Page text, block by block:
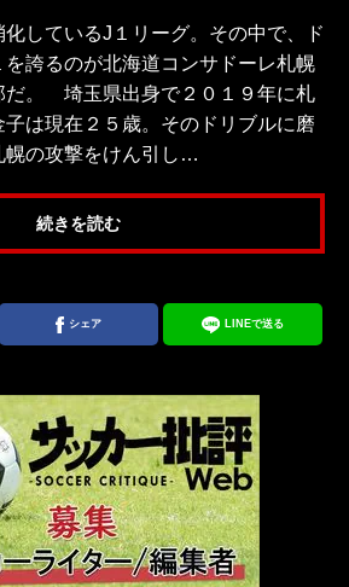
しているJ１リーグ。その中で、ド
を誇るのが北海道コンサドーレ札幌
だ。 埼玉県出身で２０１９年に札
は現在２５歳。そのドリブルに磨
幌の攻撃をけん引し…
続きを読む
シェア LINEで送る